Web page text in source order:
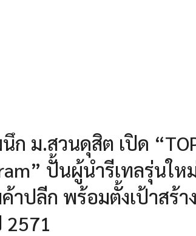
ก ม.สวนดุสิต เปิด
ปั้นผู้นำรีเทลรุ่นให
ปลีก พร้อมตั้งเป้าสร้า
2571